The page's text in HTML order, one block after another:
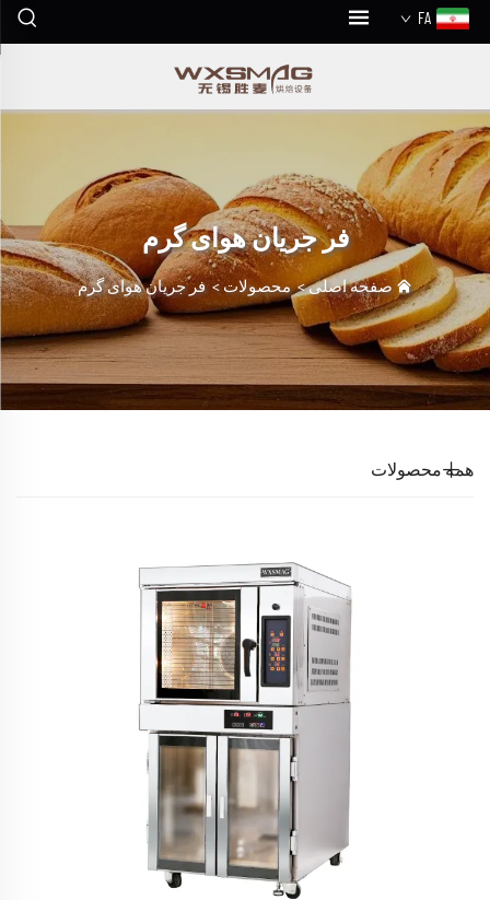
FA
فر جریان هوای گرم
صفحه اصلی>محصولات >فر جریان هوای گرم
همه محصولات